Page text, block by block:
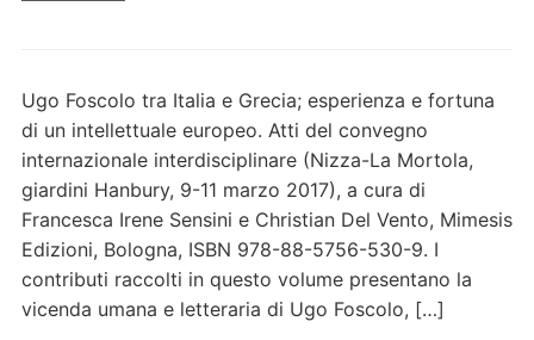
Ugo Foscolo tra Italia e Grecia; esperienza e fortuna
di un intellettuale europeo. Atti del convegno
internazionale interdisciplinare (Nizza-La Mortola,
giardini Hanbury, 9-11 marzo 2017), a cura di
Francesca Irene Sensini e Christian Del Vento, Mimesis
Edizioni, Bologna, ISBN 978-88-5756-530-9. I
contributi raccolti in questo volume presentano la
vicenda umana e letteraria di Ugo Foscolo, […]